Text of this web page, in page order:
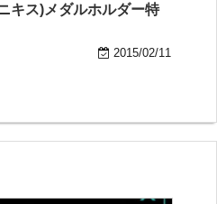
キス)メダルホルダー特
2015/02/11